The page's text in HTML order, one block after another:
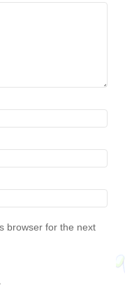
browser for the next